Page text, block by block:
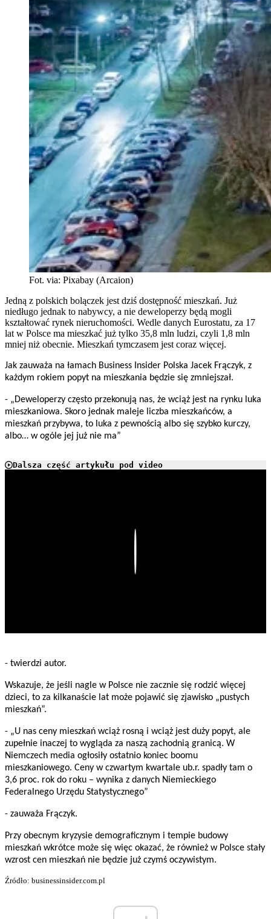
Fot. via: Pixabay (Arcaion)
Jedną z polskich bolączek jest dziś dostępność mieszkań. Już
niedługo jednak to nabywcy, a nie deweloperzy będą mogli
kształtować rynek nieruchomości. Wedle danych Eurostatu, za 17
lat w Polsce ma mieszkać już tylko 35,8 mln ludzi, czyli 1,8 mln
mniej niż obecnie. Mieszkań tymczasem jest coraz więcej.
Jak zauważa na łamach Business Insider Polska Jacek Frączyk, z
każdym rokiem popyt na mieszkania będzie się zmniejszał.
- „Deweloperzy często przekonują nas, że wciąż jest na rynku luka
mieszkaniowa. Skoro jednak maleje liczba mieszkańców, a
mieszkań przybywa, to luka z pewnością albo się szybko kurczy,
albo… w ogóle jej już nie ma”
Dalsza część artykułu pod video
- twierdzi autor.
Wskazuje, że jeśli nagle w Polsce nie zacznie się rodzić więcej
dzieci, to za kilkanaście lat może pojawić się zjawisko „pustych
mieszkań”.
- „U nas ceny mieszkań wciąż rosną i wciąż jest duży popyt, ale
zupełnie inaczej to wygląda za naszą zachodnią granicą. W
Niemczech media ogłosiły ostatnio koniec boomu
mieszkaniowego. Ceny w czwartym kwartale ub.r. spadły tam o
3,6 proc. rok do roku – wynika z danych Niemieckiego
Federalnego Urzędu Statystycznego”
- zauważa Frączyk.
Przy obecnym kryzysie demograficznym i tempie budowy
mieszkań wkrótce może się więc okazać, że również w Polsce stały
wzrost cen mieszkań nie będzie już czymś oczywistym.
Źródło: businessinsider.com.pl